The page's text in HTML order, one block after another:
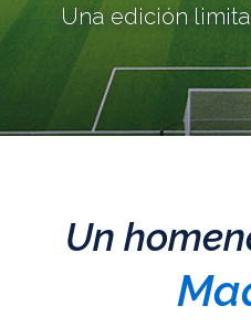
Una edición
Un